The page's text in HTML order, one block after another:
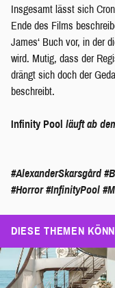
Insgesamt lässt sich
Ende des Films
James‘ Buch vor, in der
wird. Mutig, dass der
drängt sich doch der
beschreibt.
Infinity Pool läuft ab
#AlexanderSkarsgård
#Horror #InfinityPool
DIESE THEMEN